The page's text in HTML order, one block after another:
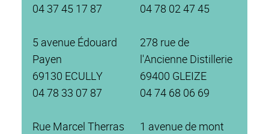
04 37 45 17 87
5 avenue Édouard
Payen
69130 ECULLY
04 78 33 07 87
Rue Marcel Therras
04 78 02 47 45
278 rue de
l'Ancienne Distillerie
69400 GLEIZE
04 74 68 06 69
1 avenue de mont